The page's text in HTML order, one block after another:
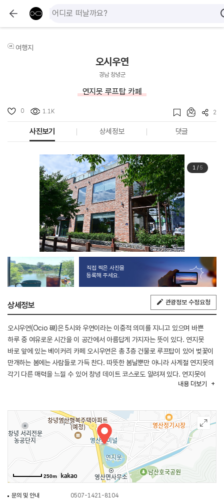
여행지
오시우연
경남 창녕군
연지못 루프탑 카페
0 1.1K 2
사진보기 상세정보 댓글
1/ 5
직접 찍은 사진을
등록해 주세요.
상세정보 관광정보 수정요청
오시우연(Ocio 硯)은 5시와 우연이라는 이중적 의미를 지니고 있으며 바쁜
하루 중 여유로운 시간을 이 공간에서 아름답게 가지자는 뜻이 있다. 연지못
바로 앞에 있는 베이커리 카페 오시우연은 총 3층 건물로 루프탑이 있어 벚꽃이
만개하는 봄에는 사람들로 가득 찬다. 따뜻한 봄날뿐만 아니라 사계절 연지못의
각기 다른 매력을 느낄 수 있어 창녕 데이트 코스로도 알려져 있다. 연지못이
보이는 1층과 2층 창가는 한 폭의 그림을 담아 놓은 액자 같아 이곳에서 사진을
유아용 의자와 단체석, 가족석을 갖추고 있어서 여러 명이 방문하기 좋은
카페이다.
내용 더보기
250m
문의 및 안내
0507-1421-8104